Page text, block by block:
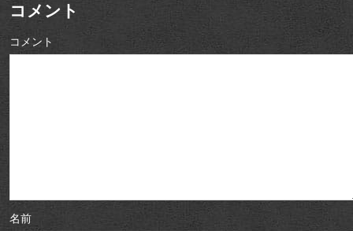
コメント
コメント
名前